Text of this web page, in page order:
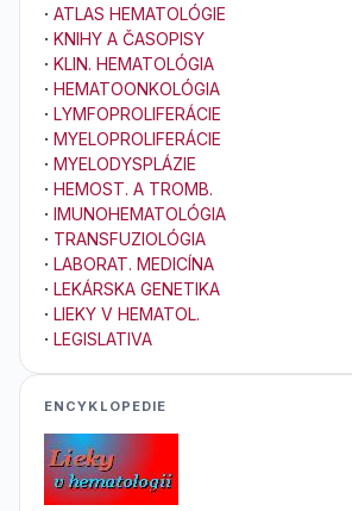
· ATLAS HEMATOLÓGIE
· KNIHY A ČASOPISY
· KLIN. HEMATOLÓGIA
· HEMATOONKOLÓGIA
· LYMFOPROLIFERÁCIE
· MYELOPROLIFERÁCIE
· MYELODYSPLÁZIE
· HEMOST. A TROMB.
· IMUNOHEMATOLÓGIA
· TRANSFUZIOLÓGIA
· LABORAT. MEDICÍNA
· LEKÁRSKA GENETIKA
· LIEKY V HEMATOL.
· LEGISLATIVA
ENCYKLOPEDIE